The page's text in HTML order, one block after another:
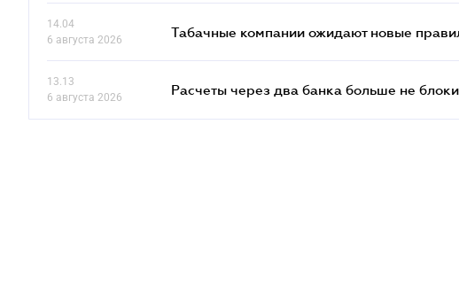
14.04
6 августа 2026
Табачные компании ожидают новые
13.13
6 августа 2026
Расчеты через два банка больше не